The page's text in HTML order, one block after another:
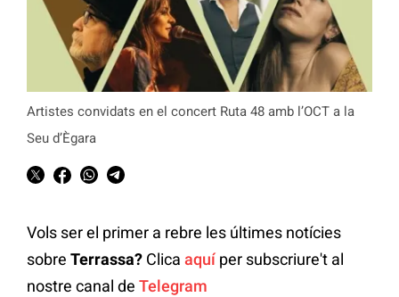
Artistes convidats en el concert Ruta 48 amb l’OCT a la
Seu d’Ègara
Vols ser el primer a rebre les últimes notícies
sobre Terrassa? Clica aquí per subscriure't al
nostre canal de Telegram